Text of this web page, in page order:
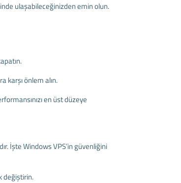
ulaşabileceğinizden emin olun.
karşı önlem alın.
en üst düzeye
İşte Windows VPS’in güvenliğini
değiştirin.